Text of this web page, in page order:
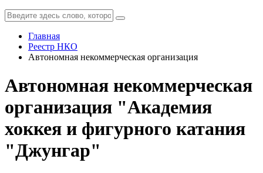
Главная
Реестр НКО
Автономная некоммерческая организация
Автономная некоммерческая
организация "Академия
хоккея и фигурного катания
"Джунгар"